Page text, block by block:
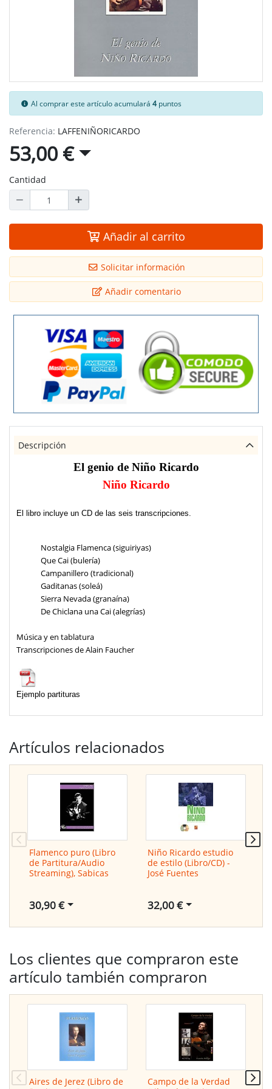
Al comprar este artículo acumulará4 puntos
Referencia: LAFFENIÑORICARDO
53,00 €
Cantidad
Añadir al carrito
Solicitar información
Añadir comentario
Descripción
El genio de Niño Ricardo
Niño Ricardo
El libro incluye un CD de las seis transcripciones.
Nostalgia Flamenca (siguiriyas)
Que Cai (bulería)
Campanillero (tradicional)
Gaditanas (soleá)
Sierra Nevada (granaína)
De Chiclana una Cai (alegrías)
Música y en tablatura
Transcripciones de Alain Faucher
Ejemplo partituras
Artículos relacionados
Flamenco puro (Libro
de Partitura/Audio
Streaming), Sabicas
30,90 €
Niño Ricardo estudio
de estilo (Libro/CD) -
José Fuentes
32,00 €
Los clientes que compraron este
artículo también compraron
Aires de Jerez (Libro de
Campo de la Verdad